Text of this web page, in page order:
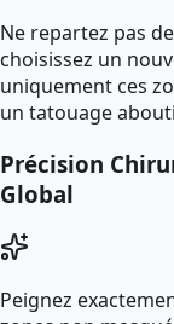
Ne repartez pas
choisissez un
uniquement ces
un tatouage
Précision
Global
Peignez